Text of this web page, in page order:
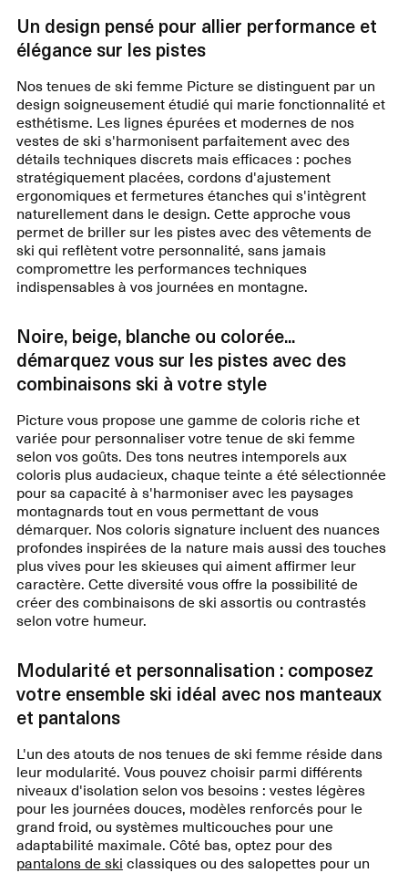
Un design pensé pour allier performance et
élégance sur les pistes
Nos tenues de ski femme Picture se distinguent par un
design soigneusement étudié qui marie fonctionnalité et
esthétisme. Les lignes épurées et modernes de nos
vestes de ski s'harmonisent parfaitement avec des
détails techniques discrets mais efficaces : poches
stratégiquement placées, cordons d'ajustement
ergonomiques et fermetures étanches qui s'intègrent
naturellement dans le design. Cette approche vous
permet de briller sur les pistes avec des vêtements de
ski qui reflètent votre personnalité, sans jamais
compromettre les performances techniques
indispensables à vos journées en montagne.
Noire, beige, blanche ou colorée...
démarquez vous sur les pistes avec des
combinaisons ski à votre style
Picture vous propose une gamme de coloris riche et
variée pour personnaliser votre tenue de ski femme
selon vos goûts. Des tons neutres intemporels aux
coloris plus audacieux, chaque teinte a été sélectionnée
pour sa capacité à s'harmoniser avec les paysages
montagnards tout en vous permettant de vous
démarquer. Nos coloris signature incluent des nuances
profondes inspirées de la nature mais aussi des touches
plus vives pour les skieuses qui aiment affirmer leur
caractère. Cette diversité vous offre la possibilité de
créer des combinaisons de ski assortis ou contrastés
selon votre humeur.
Modularité et personnalisation : composez
votre ensemble ski idéal avec nos manteaux
et pantalons
L'un des atouts de nos tenues de ski femme réside dans
leur modularité. Vous pouvez choisir parmi différents
niveaux d'isolation selon vos besoins : vestes légères
pour les journées douces, modèles renforcés pour le
grand froid, ou systèmes multicouches pour une
adaptabilité maximale. Côté bas, optez pour des
pantalons de ski classiques ou des salopettes pour un